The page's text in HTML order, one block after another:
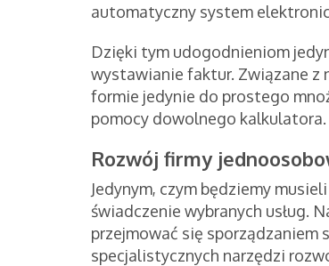
automatyczny system
Dzięki tym udogodnieniom
wystawianie faktur. Związane z
formie jedynie do prostego
pomocy dowolnego kalkulatora.
Rozwój firmy
Jedynym, czym będziemy
świadczenie wybranych usług.
przejmować się
specjalistycznych narzędzi